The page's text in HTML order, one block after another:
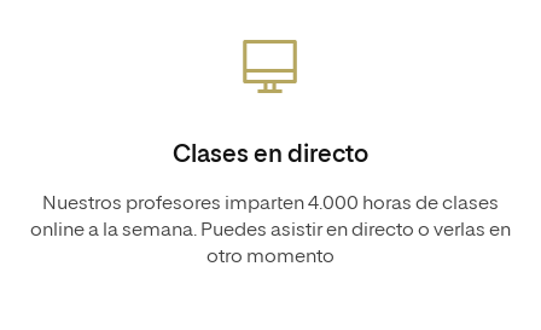
Clases en directo
Nuestros profesores imparten 4.000 horas de clases
online a la semana. Puedes asistir en directo o verlas en
otro momento